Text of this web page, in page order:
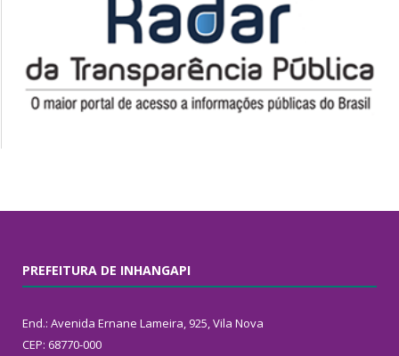
PREFEITURA DE INHANGAPI
End.: Avenida Ernane Lameira, 925, Vila Nova
CEP: 68770-000